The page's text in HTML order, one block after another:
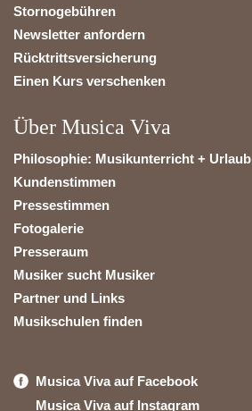
Stornogebühren
Newsletter anfordern
Rücktrittsversicherung
Einen Kurs verschenken
Über Musica Viva
Philosophie: Musikunterricht + Urlaub
Kundenstimmen
Pressestimmen
Fotogalerie
Presseraum
Musiker sucht Musiker
Partner und Links
Musikschulen finden
Musica Viva auf Facebook
Musica Viva auf Instagram